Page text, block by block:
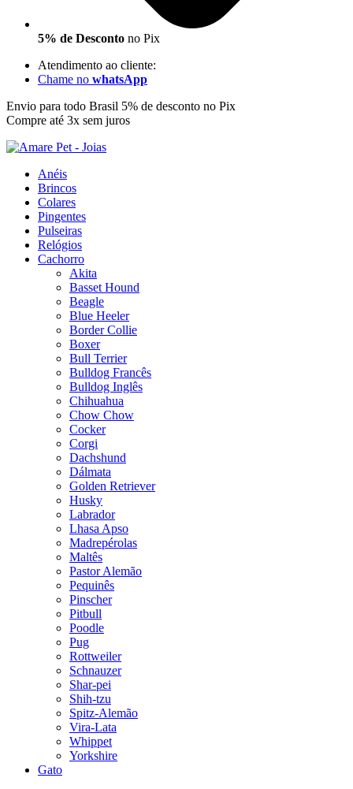
5% de Desconto no Pix
Atendimento ao cliente:
Chame no whatsApp
Envio para todo Brasil 5% de desconto no Pix
Compre até 3x sem juros
Anéis
Brincos
Colares
Pingentes
Pulseiras
Relógios
Cachorro
Akita
Basset Hound
Beagle
Blue Heeler
Border Collie
Boxer
Bull Terrier
Bulldog Francês
Bulldog Inglês
Chihuahua
Chow Chow
Cocker
Corgi
Dachshund
Dálmata
Golden Retriever
Husky
Labrador
Lhasa Apso
Madrepérolas
Maltês
Pastor Alemão
Pequinês
Pinscher
Pitbull
Poodle
Pug
Rottweiler
Schnauzer
Shar-pei
Shih-tzu
Spitz-Alemão
Vira-Lata
Whippet
Yorkshire
Gato